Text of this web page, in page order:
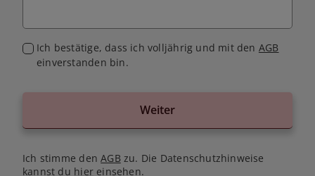
Ich bestätige, dass ich volljährig und mit den AGB
einverstanden bin.
Weiter
Ich stimme denAGB zu. Die Datenschutzhinweise
kannst du hiereinsehen.